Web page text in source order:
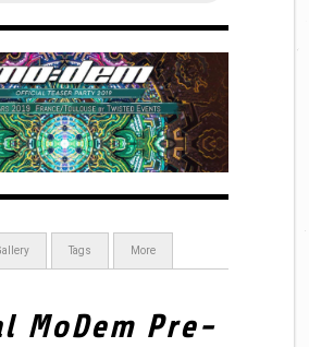
Tags More
MoDem Pre-